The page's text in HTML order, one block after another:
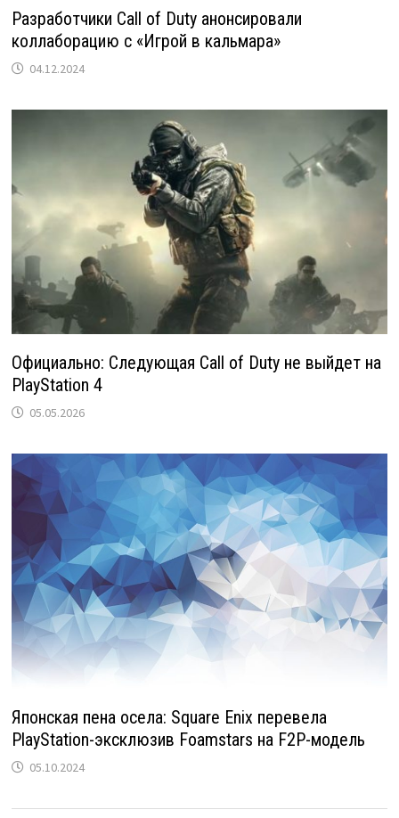
Разработчики Call of Duty анонсировали
коллаборацию с «Игрой в кальмара»
04.12.2024
Официально: Следующая Call of Duty не выйдет на
PlayStation 4
05.05.2026
Японская пена осела: Square Enix перевела
PlayStation-эксклюзив Foamstars на F2P-модель
05.10.2024